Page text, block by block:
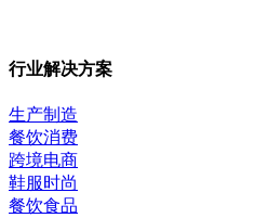
行业解决方案
生产制造
餐饮消费
跨境电商
鞋服时尚
餐饮食品